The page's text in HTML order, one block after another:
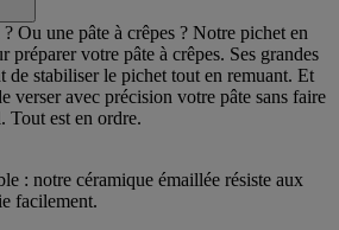
Ou une pâte à crêpes ? Notre pichet en
préparer votre pâte à crêpes. Ses grandes
de stabiliser le pichet tout en remuant. Et
verser avec précision votre pâte sans faire
Tout est en ordre.
: notre céramique émaillée résiste aux
facilement.